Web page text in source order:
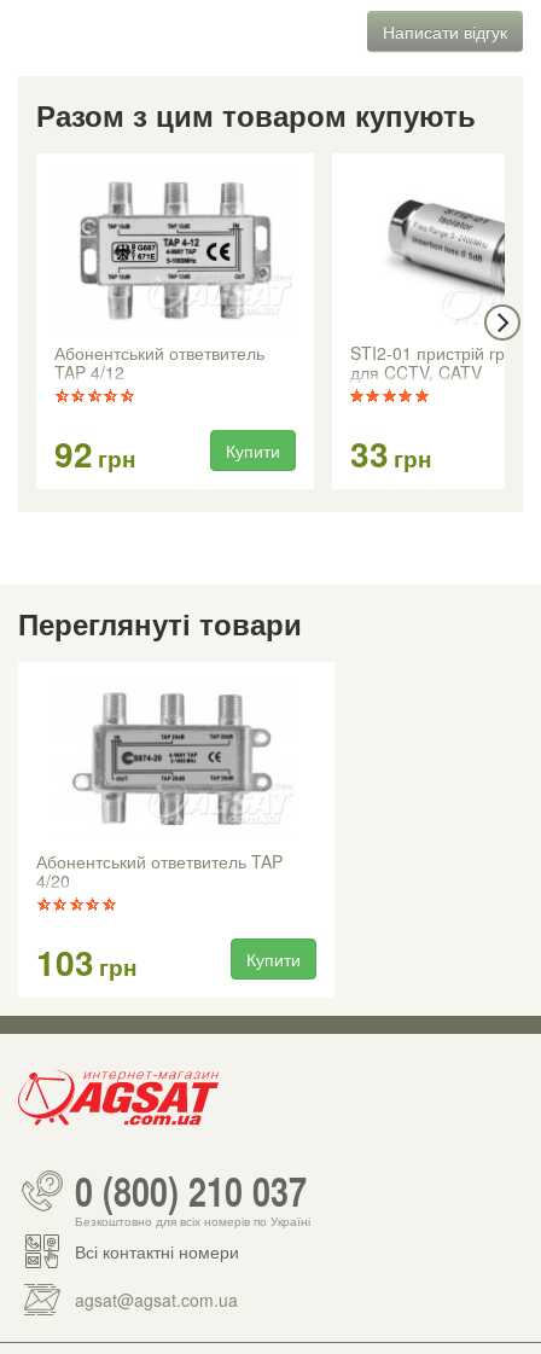
Написати відгук
Разом з цим товаром купують
Абонентський ответвитель
TAP 4/12
92 грн Купити
STI2-01 пристрій
для CCTV, CATV
33 грн
Переглянуті товари
Абонентський ответвитель TAP
4/20
103 грн Купити
0 (800) 210 037
Безкоштовно для всіх номерів по Україні
Всі контактні номери
agsat@agsat.com.ua